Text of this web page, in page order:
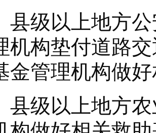
以上地方公
机构垫付道路
金管理机构做
以上地方农